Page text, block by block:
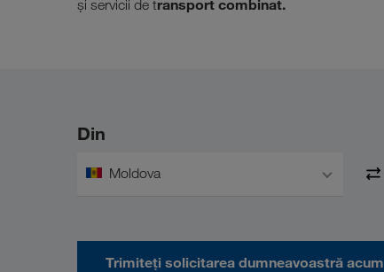
și servicii de transport combinat.
Din
Moldova
Trimiteți solicitarea dumneavoastră acum